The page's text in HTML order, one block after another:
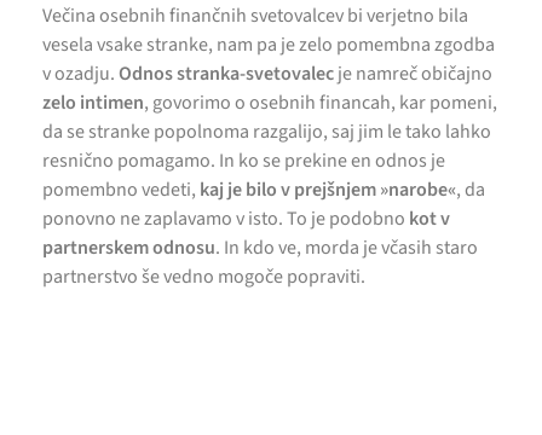
Večina osebnih finančnih svetovalcev bi verjetno bila
vesela vsake stranke, nam pa je zelo pomembna zgodba
v ozadju.Odnos stranka-svetovalecje namreč običajno
zelo intimen, govorimo o osebnih financah, kar pomeni,
da se stranke popolnoma razgalijo, saj jim le tako lahko
resnično pomagamo. In ko se prekine en odnos je
pomembno vedeti, kaj je bilo v prejšnjem »narobe«, da
ponovno ne zaplavamo v isto. To je podobno kot v
partnerskem odnosu. In kdo ve, morda je včasih staro
partnerstvo še vedno mogoče popraviti.